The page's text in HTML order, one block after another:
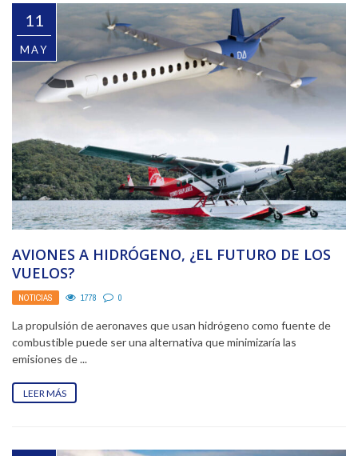
11
MAY
AVIONES A HIDRÓGENO, ¿EL FUTURO DE LOS
VUELOS?
NOTICIAS 1778 0
La propulsión de aeronaves que usan hidrógeno como fuente de
combustible puede ser una alternativa que minimizaría las
emisiones de ...
LEER MÁS